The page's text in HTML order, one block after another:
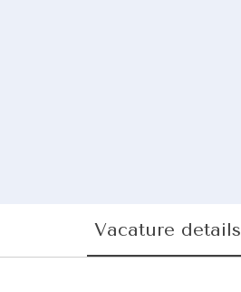
Vacature details